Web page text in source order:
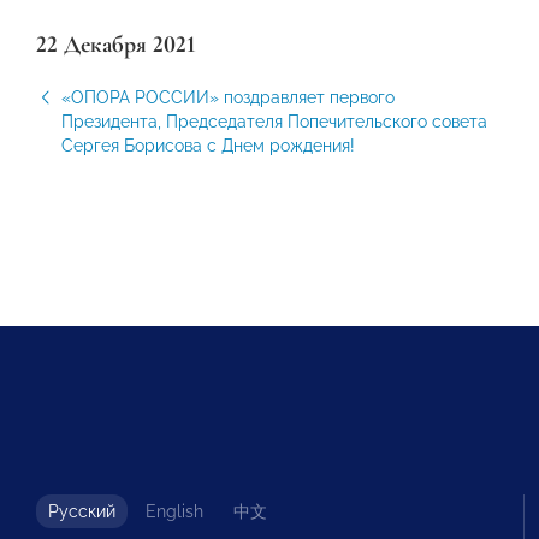
22 Декабря 2021
«ОПОРА РОССИИ» поздравляет первого
Президента, Председателя Попечительского совета
Сергея Борисова с Днем рождения!
Русский English 中文